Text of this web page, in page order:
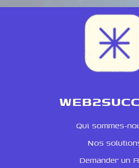
Qui sommes-
Nos
Demander un